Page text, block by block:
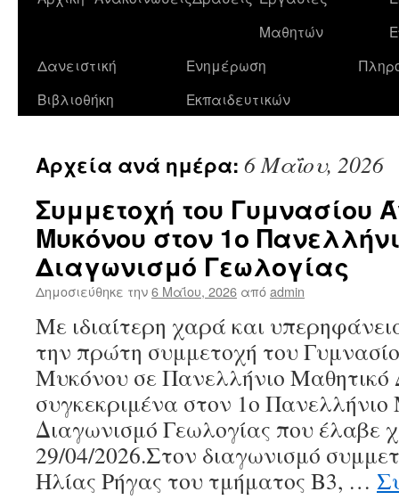
περιεχόμενο
Μαθητών
Δανειστική
Βιβλιοθήκη
Ενημέρωση
Εκπαιδευτικών
Αρχεία ανά ημέρα: 6 Μαΐου, 2026
Συμμετοχή του Γυμνασίου
Μυκόνου στον 1ο
Διαγωνισμό Γεωλογίας
Δημοσιεύθηκε την6 Μαΐου, 2026 απόadmin
Με ιδιαίτερη χαρά και
την πρώτη συμμετοχή του
Μυκόνου σε Πανελλήνιο Μαθητικό
συγκεκριμένα στον 1ο Πανελλήνιο
Διαγωνισμό Γεωλογίας που έλαβε
29/04/2026.Στον διαγωνισμό
Ηλίας Ρήγας του τμήματος Β3, …